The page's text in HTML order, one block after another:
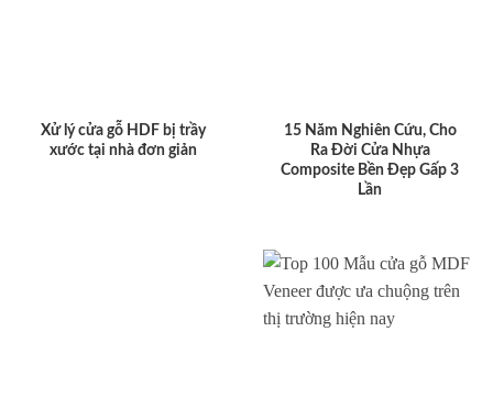
Xử lý cửa gỗ HDF bị trầy
xước tại nhà đơn giản
15 Năm Nghiên Cứu, Cho
Ra Đời Cửa Nhựa
Composite Bền Đẹp Gấp 3
Lần